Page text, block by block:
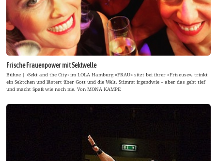
Frische Frauenpower mit Sektwelle
Bühne | ›Sekt and the City‹ im LOLA Hamburg »FRAU« sitzt bei ihrer »Friseuse«, trinkt
ein Sektchen und lästert über Gott und die Welt. Stimmt irgendwie – aber das geht tief
und macht Spaß wie noch nie. Von MONA KAMPE